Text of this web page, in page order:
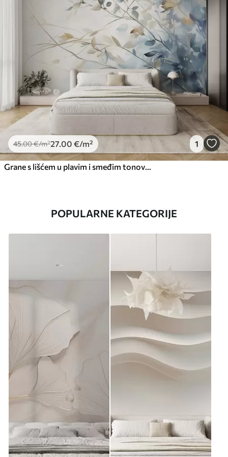
45.00€/m²27 .00 €/m² 1
POPULARNE KATEGORIJE